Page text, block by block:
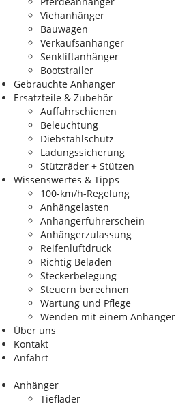
Viehanhänger
Bauwagen
Verkaufsanhänger
Senkliftanhänger
Bootstrailer
Gebrauchte Anhänger
Ersatzteile & Zubehör
Auffahrschienen
Beleuchtung
Diebstahlschutz
Ladungssicherung
Stützräder + Stützen
Wissenswertes & Tipps
100-km/h-Regelung
Anhängelasten
Anhängerführerschein
Anhängerzulassung
Reifenluftdruck
Richtig Beladen
Steckerbelegung
Steuern berechnen
Wartung und Pflege
Wenden mit einem Anhänger
Über uns
Kontakt
Anfahrt
Anhänger
Tieflader